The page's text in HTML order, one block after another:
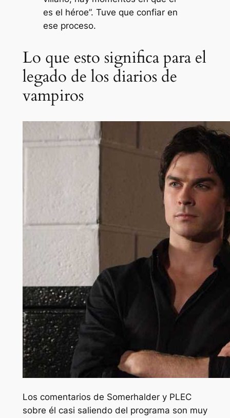
es el héroe”. Tuve que confiar en
ese proceso.
Lo que esto significa para el
legado de los diarios de
vampiros
Los comentarios de Somerhalder y PLEC
sobre él casi saliendo del programa son muy